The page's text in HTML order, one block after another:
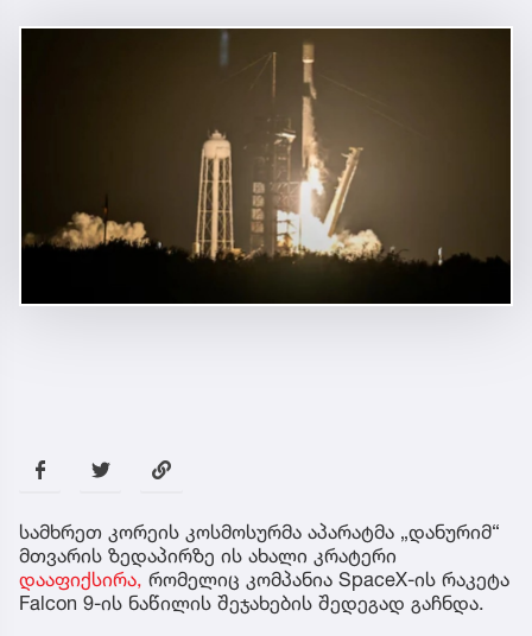
სამხრეთ კორეის კოსმოსურმა აპარატმა „დანურიმ“
მთვარის ზედაპირზე ის ახალი კრატერი
დააფიქსირა, რომელიც კომპანია SpaceX-ის რაკეტა
Falcon 9-ის ნაწილის შეჯახების შედეგად გაჩნდა.